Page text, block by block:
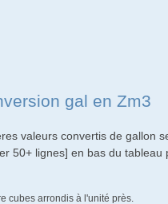
gal en Zm3
valeurs convertis de gallon
50+ lignes] en bas du
cubes arrondis à l'unité près.